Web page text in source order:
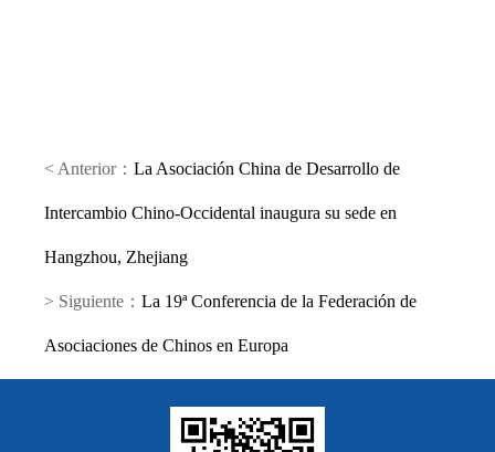
< Anterior： La Asociación China de Desarrollo de
Intercambio Chino-Occidental inaugura su sede en
Hangzhou, Zhejiang
> Siguiente： La 19ª Conferencia de la Federación de
Asociaciones de Chinos en Europa